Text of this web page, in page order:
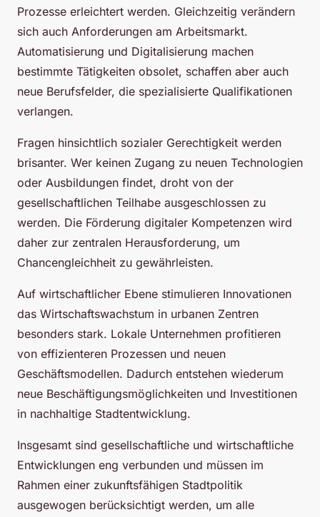
Prozesse erleichtert werden. Gleichzeitig verändern
sich auch Anforderungen am Arbeitsmarkt.
Automatisierung und Digitalisierung machen
bestimmte Tätigkeiten obsolet, schaffen aber auch
neue Berufsfelder, die spezialisierte Qualifikationen
verlangen.
Fragen hinsichtlich sozialer Gerechtigkeit werden
brisanter. Wer keinen Zugang zu neuen Technologien
oder Ausbildungen findet, droht von der
gesellschaftlichen Teilhabe ausgeschlossen zu
werden. Die Förderung digitaler Kompetenzen wird
daher zur zentralen Herausforderung, um
Chancengleichheit zu gewährleisten.
Auf wirtschaftlicher Ebene stimulieren Innovationen
das Wirtschaftswachstum in urbanen Zentren
besonders stark. Lokale Unternehmen profitieren
von effizienteren Prozessen und neuen
Geschäftsmodellen. Dadurch entstehen wiederum
neue Beschäftigungsmöglichkeiten und Investitionen
in nachhaltige Stadtentwicklung.
Insgesamt sind gesellschaftliche und wirtschaftliche
Entwicklungen eng verbunden und müssen im
Rahmen einer zukunftsfähigen Stadtpolitik
ausgewogen berücksichtigt werden, um alle